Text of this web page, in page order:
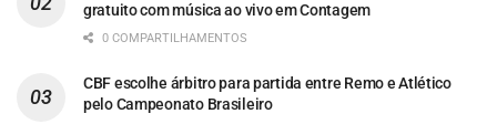
gratuito com música ao vivo em Contagem
0 COMPARTILHAMENTOS
CBF escolhe árbitro para partida entre Remo e Atlético
pelo Campeonato Brasileiro